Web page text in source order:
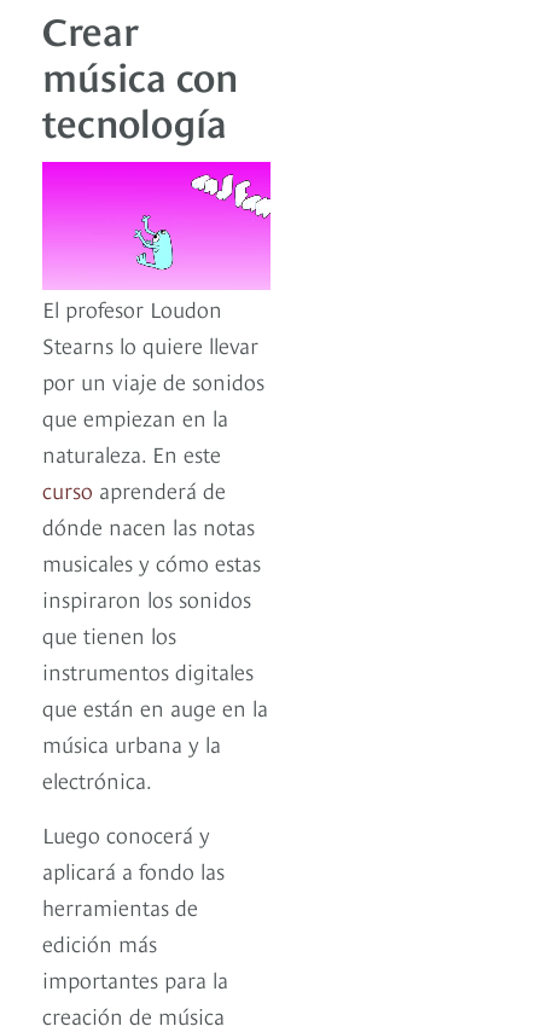
Crear
música con
tecnología
El profesor Loudon
Stearns lo quiere llevar
por un viaje de sonidos
que empiezan en la
naturaleza. En este
curso aprenderá de
dónde nacen las notas
musicales y cómo estas
inspiraron los sonidos
que tienen los
instrumentos digitales
que están en auge en la
música urbana y la
electrónica.
Luego conocerá y
aplicará a fondo las
herramientas de
edición más
importantes para la
creación de música